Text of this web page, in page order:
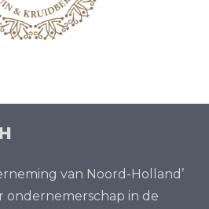
van Noord-Holland’
ondernemerschap in de